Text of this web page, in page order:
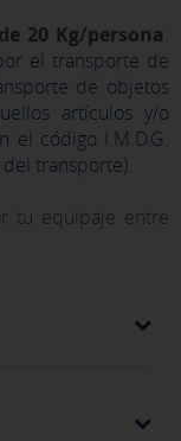
20 Kg/persona
el transporte de
de objetos
artículos y/o
el código I.M.D.G.
transporte).
tu equipaje entre